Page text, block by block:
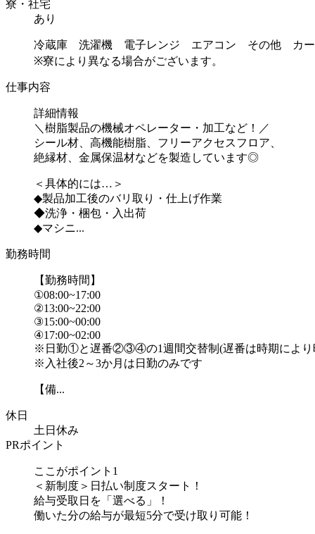
寮・社宅
あり
冷蔵庫 洗濯機 電子レンジ エアコン その他 カー
※寮により異なる場合がございます。
仕事内容
詳細情報
＼樹脂製品の機械オペレーター・加工など！／
シール材、高機能樹脂、フリーアクセスフロア、
絶縁材、金属保温材などを製造しています◎
＜具体的には…＞
◆製品加工後のバリ取り・仕上げ作業
◆洗浄・梱包・入出荷
◆マシニ...
勤務時間
【勤務時間】
①08:00~17:00
②13:00~22:00
③15:00~00:00
④17:00~02:00
※日勤①と遅番②③④の1週間交替制(遅番は時期により
※入社後2～3か月は日勤のみです
【備...
休日
土日休み
PRポイント
ここがポイント1
＜新制度＞日払い制度スタート！
給与受取日を「選べる」！
働いた分の給与が最短5分で受け取り可能！